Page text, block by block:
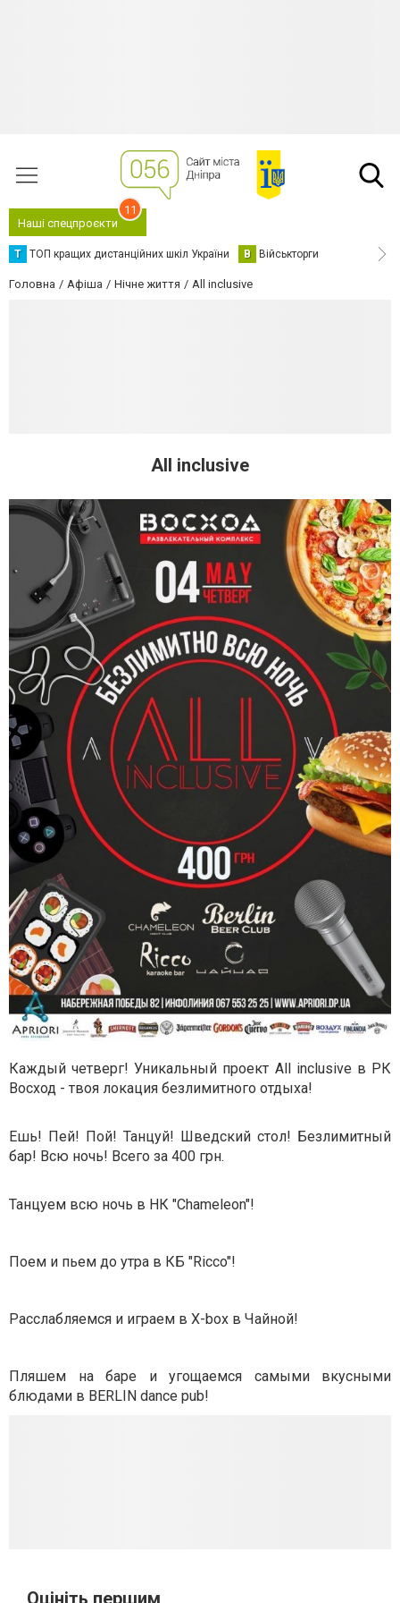
Наші спецпроєкти
11
Т ТОП кращих дистанційних шкіл України В Військторги
Головна Афіша Нічне життя All inclusive
All inclusive
Каждый четверг! Уникальный проект All inclusive в РК
Восход - твоя локация безлимитного отдыха!
Ешь! Пей! Пой! Танцуй! Шведский стол! Безлимитный
бар! Всю ночь! Всего за 400 грн.
Танцуем всю ночь в НК "Chameleon"!
Поем и пьем до утра в КБ "Ricco"!
Расслабляемся и играем в X-box в Чайной!
Пляшем на баре и угощаемся самыми вкусными
блюдами в BERLIN dance pub!
Оцініть першим